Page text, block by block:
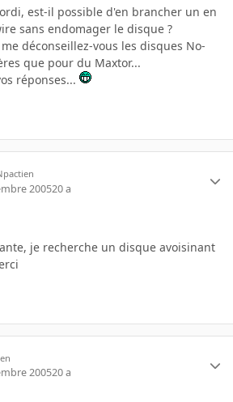
est-il possible d'en brancher un en
sans endomager le disque ?
déconseillez-vous les disques No-
que pour du Maxtor...
réponses...
200520 a
je recherche un disque avoisinant
200520 a